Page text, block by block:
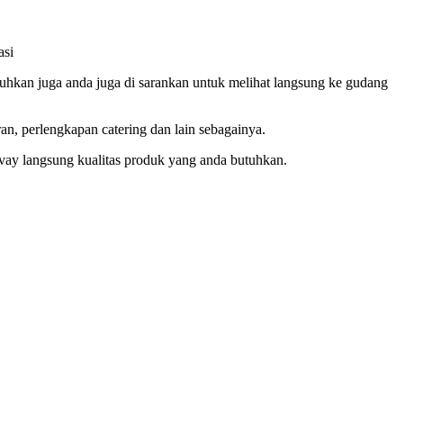
juga anda juga di sarankan untuk melihat langsung ke gudang
perlengkapan catering dan lain sebagainya.
langsung kualitas produk yang anda butuhkan.